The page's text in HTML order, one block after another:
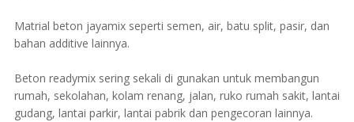
Matrial beton jayamix seperti semen, air, batu split, pasir, dan
bahan additive lainnya.
Beton readymix sering sekali di gunakan untuk membangun
rumah, sekolahan, kolam renang, jalan, ruko rumah sakit, lantai
gudang, lantai parkir, lantai pabrik dan pengecoran lainnya.